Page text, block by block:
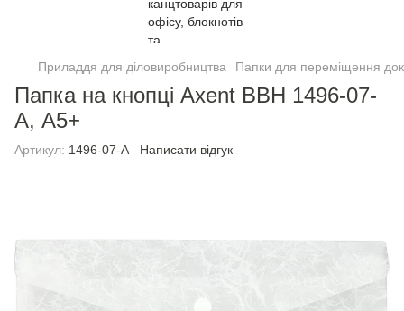
Приладдя для діловиробництва Папки для переміщення
Папка на кнопці Axent BBH 1496-07-
A, А5+
Артикул: 1496-07-A Написати відгук